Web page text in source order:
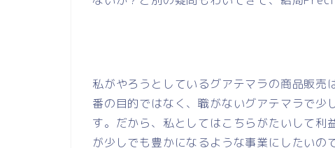
私がやろうとしているグアテマラの商品販
番の目的ではなく、職がないグアテマラで少
す。だから、私としてはこちらがたいして利
が少しでも豊かになるような事業にしたいの